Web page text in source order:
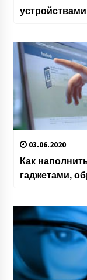
устройствами
03.06.2020
Как
гаджетами,